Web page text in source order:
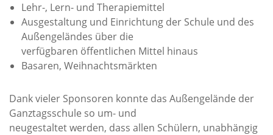
Lehr-, Lern- und Therapiemittel
Ausgestaltung und Einrichtung der Schule und des
Außengeländes über die
verfügbaren öffentlichen Mittel hinaus
Basaren, Weihnachtsmärkten
Dank vieler Sponsoren konnte das Außengelände der
Ganztagsschule so um- und
neugestaltet werden, dass allen Schülern, unabhängig